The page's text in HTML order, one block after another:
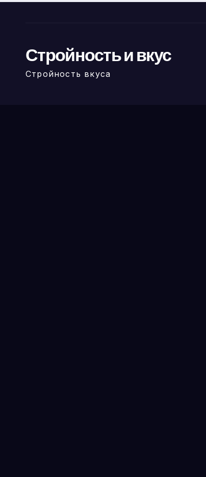
Стройность и вкус
Стройность вкуса